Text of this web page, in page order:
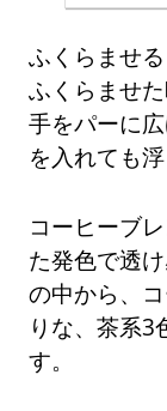
ふくらませ
ふくらませ
手をパーに
を入れても浮
コーヒーブ
た発色で透
の中から、
りな、茶系3
す。